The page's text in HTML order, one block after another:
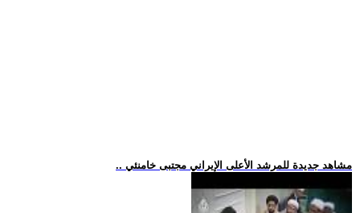
.. مشاهد جديدة للمرشد الأعلى الإيراني مجتبى خامنئي